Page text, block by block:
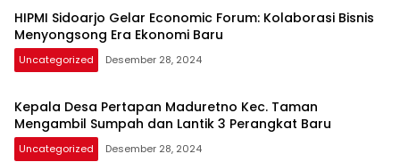
HIPMI Sidoarjo Gelar Economic Forum: Kolaborasi Bisnis
Menyongsong Era Ekonomi Baru
Uncategorized Desember 28, 2024
Kepala Desa Pertapan Maduretno Kec. Taman
Mengambil Sumpah dan Lantik 3 Perangkat Baru
Uncategorized Desember 28, 2024